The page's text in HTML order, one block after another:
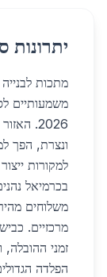
יתרונות
מתכות
משמעותיים
2026.
ונצרת, הפך
למקורות
בכרמיאל
משלוחים
זמני